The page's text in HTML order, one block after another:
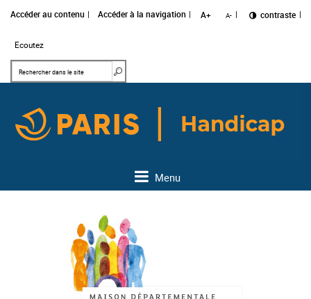
Accéder au contenu Accéder à la navigation A+ A- Changer le
contraste
Ecoutez
Mots clés
Menu